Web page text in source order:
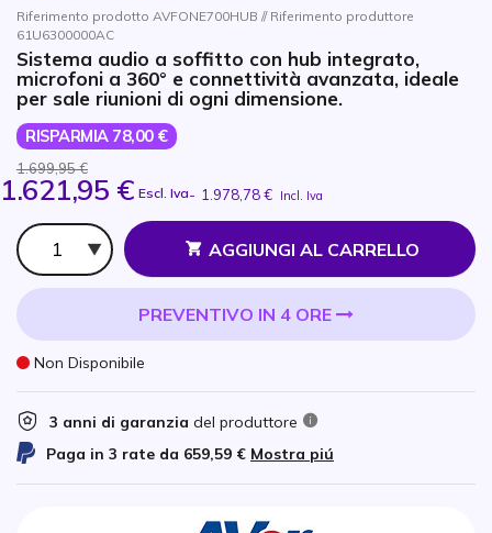
Riferimento prodotto AVFONE700HUB // Riferimento produttore
61U6300000AC
Sistema audio a soffitto con hub integrato,
microfoni a 360° e connettività avanzata, ideale
per sale riunioni di ogni dimensione.
RISPARMIA 78,00 €
1.699,95 €
1.621,95 € Escl. Iva- 1.978,78 € Incl. Iva
Qtà
AGGIUNGI AL CARRELLO
PREVENTIVO IN 4 ORE
Non Disponibile
3 anni di garanzia del produttore
Paga in 3 rate da 659,59 € Mostra piú